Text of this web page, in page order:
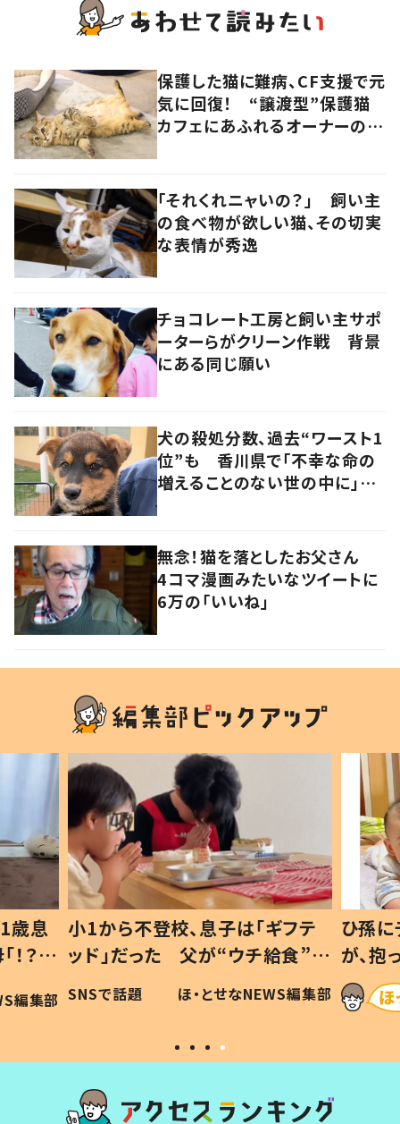
保護した猫に難病、CF支援で元
気に回復！ “譲渡型”保護猫
カフェにあふれるオーナーの愛
「それくれニャいの？」 飼い主
の食べ物が欲しい猫、その切実
な表情が秀逸
チョコレート工房と飼い主サポ
ーターらがクリーン作戦 背景
にある同じ願い
犬の殺処分数、過去“ワースト1
位”も 香川県で「不幸な命の
増えることのない世の中に」と
無念！猫を落としたお父さん
4コマ漫画みたいなツイートに
6万の「いいね」
歳息
？」
編集部
小1から不登校、息子は「ギフテ
ッド」だった 父が“ウチ給食”を
作り続ける理由とは #令和の親
#令和の子
SNSで話題 ほ・とせなNEWS編集部
ひ孫
が、
「涙が
い」